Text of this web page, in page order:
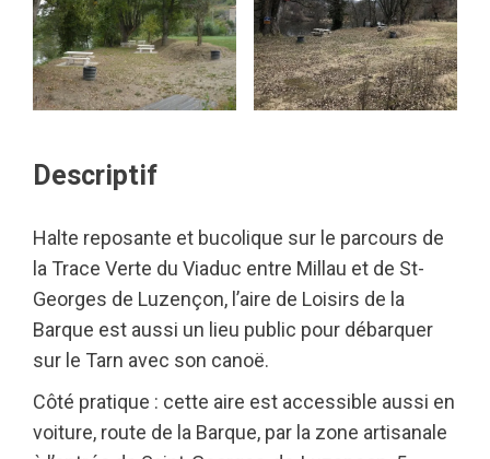
Descriptif
Halte reposante et bucolique sur le parcours de
la Trace Verte du Viaduc entre Millau et de St-
Georges de Luzençon, l’aire de Loisirs de la
Barque est aussi un lieu public pour débarquer
sur le Tarn avec son canoë.
Côté pratique : cette aire est accessible aussi en
voiture, route de la Barque, par la zone artisanale